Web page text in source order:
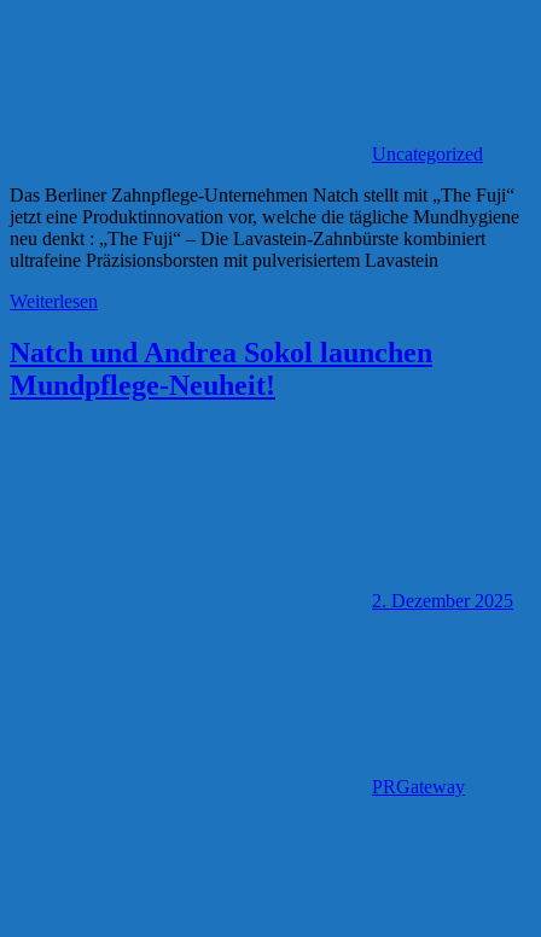
Uncategorized
Das Berliner Zahnpflege-Unternehmen Natch stellt mit „The Fuji“
jetzt eine Produktinnovation vor, welche die tägliche Mundhygiene
neu denkt : „The Fuji“ – Die Lavastein-Zahnbürste kombiniert
ultrafeine Präzisionsborsten mit pulverisiertem Lavastein
Weiterlesen
Natch und Andrea Sokol launchen
Mundpflege-Neuheit!
2. Dezember 2025
PRGateway